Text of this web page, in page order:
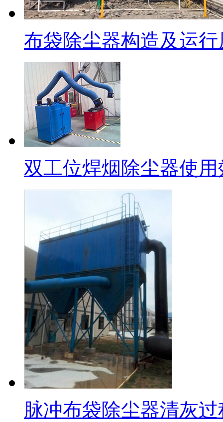
布袋除尘器构造及运行
双工位焊烟除尘器使
脉冲布袋除尘器清灰过